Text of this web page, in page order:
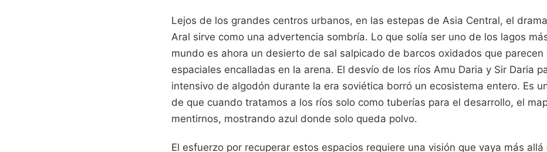
Lejos de los grandes centros urbanos, en las estepas de Asia Central, el
Aral sirve como una advertencia sombría. Lo que solía ser uno de los lagos
mundo es ahora un desierto de sal salpicado de barcos oxidados que parecen
espaciales encalladas en la arena. El desvío de los ríos Amu Daria y Sir Daria
intensivo de algodón durante la era soviética borró un ecosistema entero. Es
de que cuando tratamos a los ríos solo como tuberías para el desarrollo, el
mentirnos, mostrando azul donde solo queda polvo.
El esfuerzo por recuperar estos espacios requiere una visión que vaya más allá